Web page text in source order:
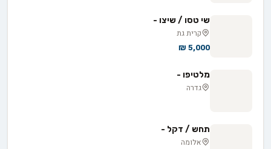
שי טסו / שיצו -
קרית גת
5,000 ₪
מלטיפו -
גדרה
תחש / דקל -
אלומה